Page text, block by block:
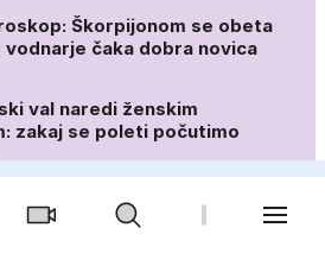
Škorpijonom se obeta
vodnarje čaka dobra novica
val naredi ženskim
zakaj se poleti počutimo
ki jo bomo jedle celo